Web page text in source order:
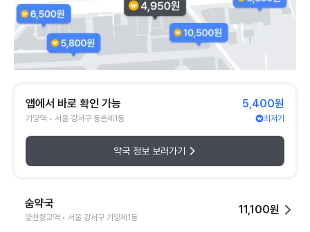
앱에서 바로 확인 가능
가양역 • 서울 강서구 등촌제1동
5,400원
최저가
약국 정보 보러가기
숨약국
양천향교역 • 서울 강서구 가양제1동
11,100원